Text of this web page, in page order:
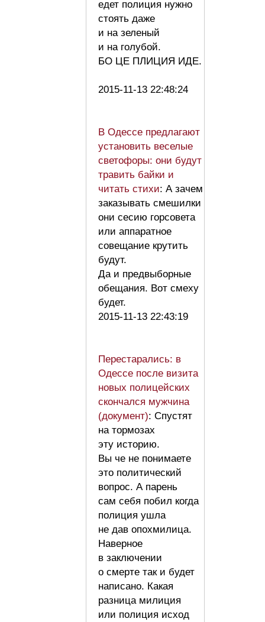
едет полиция нужно
стоять даже
и на зеленый
и на голубой.
БО ЦЕ ПЛИЦИЯ ИДЕ.
2015-11-13 22:48:24
В Одессе предлагают
установить веселые
светофоры: они будут
травить байки и
читать стихи: А зачем
заказывать смешилки
они сесию горсовета
или аппаратное
совещание крутить
будут.
Да и предвыборные
обещания. Вот смеху
будет.
2015-11-13 22:43:19
Перестарались: в
Одессе после визита
новых полицейских
скончался мужчина
(документ): Спустят
на тормозах
эту историю.
Вы че не понимаете
это политический
вопрос. А парень
сам себя побил когда
полиция ушла
не дав опохмилица.
Наверное
в заключении
о смерте так и будет
написано. Какая
разница милиция
или полиция исход